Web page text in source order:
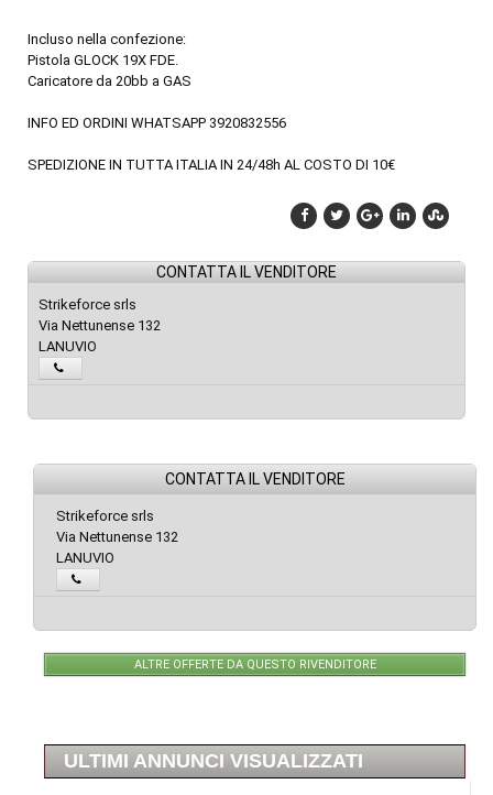
Incluso nella confezione:
Pistola GLOCK 19X FDE.
Caricatore da 20bb a GAS
INFO ED ORDINI WHATSAPP 3920832556
SPEDIZIONE IN TUTTA ITALIA IN 24/48h AL COSTO DI 10€
CONTATTA IL VENDITORE
Strikeforce srls
Via Nettunense 132
LANUVIO
CONTATTA IL VENDITORE
Strikeforce srls
Via Nettunense 132
LANUVIO
ALTRE OFFERTE DA QUESTO RIVENDITORE
ULTIMI ANNUNCI VISUALIZZATI